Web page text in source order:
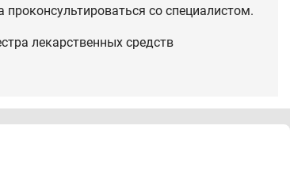
со специалистом.
лекарственных средств